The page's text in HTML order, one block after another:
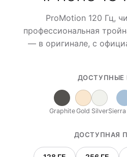
ProMotion 120 Гц,
профессиональная
— в оригинале, с
ДОСТУПНЫЕ
GraphiteGold SilverSierra
ДОСТУПНАЯ